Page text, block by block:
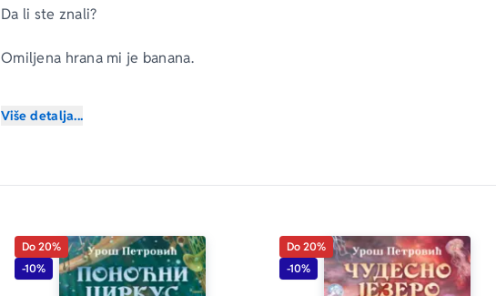
Da li ste znali?
Omiljena hrana mi je banana.
Moj rep može da izdrži težinu celog mog tela.
Više detalja...
Do 20%
-10%
Do 20%
-10%